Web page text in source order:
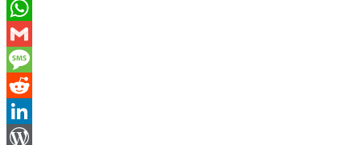
Telegram
WhatsApp
Gmail
Message
Reddit
LinkedIn